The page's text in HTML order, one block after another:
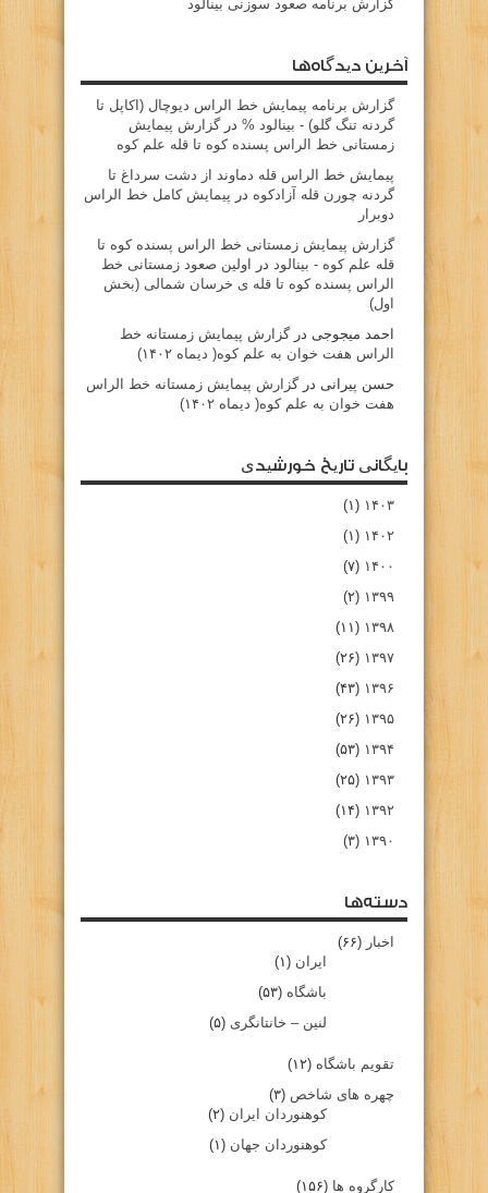
گزارش برنامه صعود سوزنی بینالود
آخرین دیدگاه‌ها
گزارش برنامه پيمايش خط الراس ديوچال (اكاپل تا
گردنه تنگ گلو) - بينالود % درگزارش پیمایش
زمستانی خط الراس پسنده کوه تا قله علم کوه
پيمايش خط الراس قله دماوند از دشت سرداغ تا
گردنه چورن قله آزادكوه در پیمایش کامل خط الراس
دوبرار
گزارش پیمایش زمستانی خط الراس پسنده کوه تا
قله علم کوه - بينالود در
اولین صعود زمستانی خط
الراس پسنده کوه تا قله ی خرسان شمالی (بخش
اول)
احمد میجوجی درگزارش پیمایش زمستانه خط
الراس هفت خوان به علم کوه( دیماه ۱۴۰۲)
حسن پیرانی درگزارش پیمایش زمستانه خط الراس
هفت خوان به علم کوه( دیماه ۱۴۰۲)
بایگانی تاریخ خورشیدی
۱۴۰۳ (۱)
۱۴۰۲ (۱)
۱۴۰۰ (۷)
۱۳۹۹ (۲)
۱۳۹۸ (۱۱)
۱۳۹۷ (۲۶)
۱۳۹۶ (۴۳)
۱۳۹۵ (۲۶)
۱۳۹۴ (۵۳)
۱۳۹۳ (۲۵)
۱۳۹۲ (۱۴)
۱۳۹۰ (۳)
دسته‌ها
اخبار (۶۶)
ایران (۱)
باشگاه (۵۳)
لنین – خانتانگری (۵)
تقویم باشگاه (۱۲)
چهره های شاخص (۳)
کوهنوردان ایران (۲)
کوهنوردان جهان (۱)
کارگروه ها (۱۵۶)